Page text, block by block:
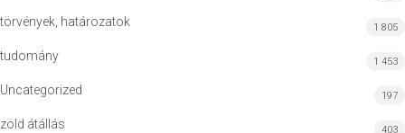
törvények, határozatok 1 805
tudomány 1 453
Uncategorized 197
zöld átállás 403